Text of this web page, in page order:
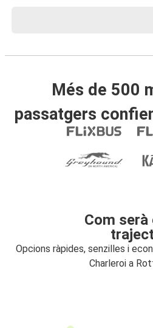
Més de 500
passatgers
Com serà
Opcions ràpides, senzilles i
Charleroi a